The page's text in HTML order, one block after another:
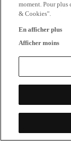
moment. Pour
& Cookies".
En afficher plus
Afficher moins